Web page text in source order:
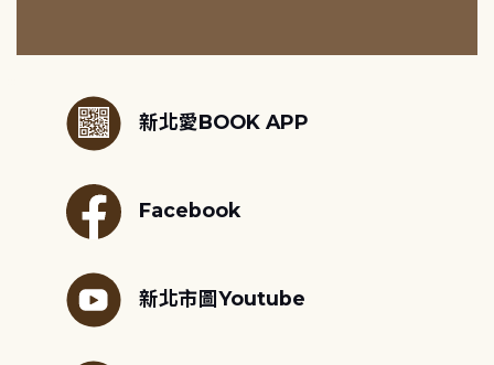
新北愛BOOK APP
Facebook
新北市圖Youtube